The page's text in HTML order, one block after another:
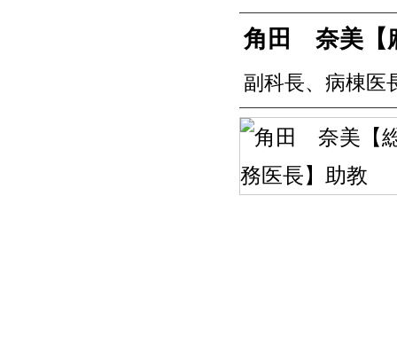
角田 奈美【
副科長、病棟医